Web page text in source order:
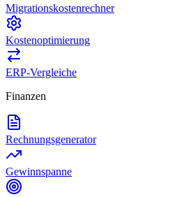
Migrationskostenrechner
Kostenoptimierung
ERP-Vergleiche
Finanzen
Rechnungsgenerator
Gewinnspanne